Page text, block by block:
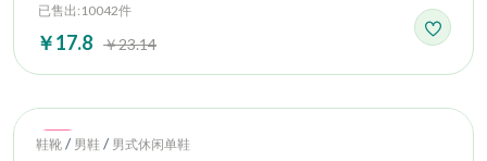
已售出:10042件
￥17.8 ￥23.14
Hot
鞋靴 / 男鞋 / 男式休闲单鞋